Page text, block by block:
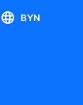
BYN